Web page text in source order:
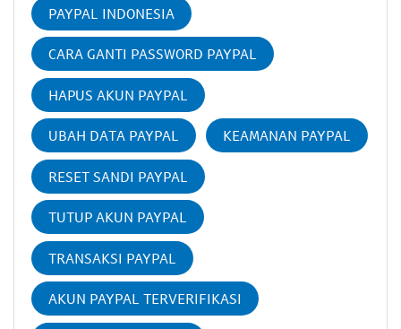
PAYPAL INDONESIA
CARA GANTI PASSWORD PAYPAL
HAPUS AKUN PAYPAL
UBAH DATA PAYPAL KEAMANAN PAYPAL
RESET SANDI PAYPAL
TUTUP AKUN PAYPAL
TRANSAKSI PAYPAL
AKUN PAYPAL TERVERIFIKASI